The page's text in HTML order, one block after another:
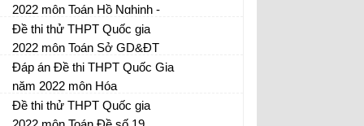
2022 môn Toán Hồ Nghinh -
Quảng Nam (lần 2)
Đề thi thử THPT Quốc gia 2022 - có đáp
án
Đề thi thử THPT Quốc gia
2022 môn Toán Sở GD&ĐT
Nam Định (lần 1)
Đề thi thử THPT Quốc gia 2022 - có đáp
án
Đáp án Đề thi THPT Quốc Gia
năm 2022 môn Hóa
Đề Hóa THPT Quốc gia 2022
Đề thi thử THPT Quốc gia